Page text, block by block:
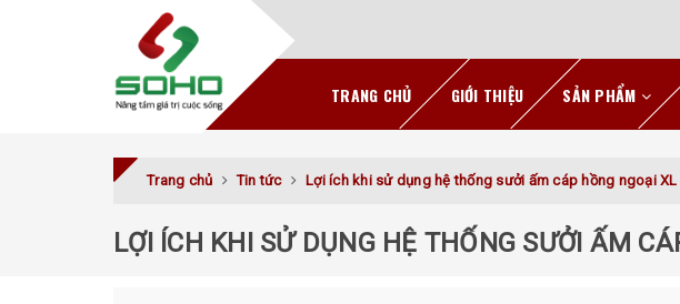
TRANG CHỦ GIỚI THIỆU SẢN PHẨM
Trang chủ Tin tức Lợi ích khi sử dụng hệ thống sưởi ấm cáp hồng ngoại XL
LỢI ÍCH KHI SỬ DỤNG HỆ THỐNG SƯỞI ẤM